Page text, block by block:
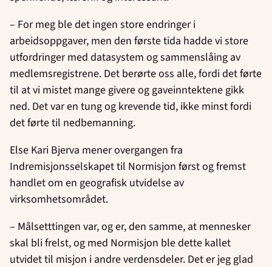
– For meg ble det ingen store endringer i
arbeidsoppgaver, men den første tida hadde vi store
utfordringer med datasystem og sammenslåing av
medlemsregistrene. Det berørte oss alle, fordi det førte
til at vi mistet mange givere og gaveinntektene gikk
ned. Det var en tung og krevende tid, ikke minst fordi
det førte til nedbemanning.
Else Kari Bjerva mener overgangen fra
Indremisjonsselskapet til Normisjon først og fremst
handlet om en geografisk utvidelse av
virksomhetsområdet.
– Målsetttingen var, og er, den samme, at mennesker
skal bli frelst, og med Normisjon ble dette kallet
utvidet til misjon i andre verdensdeler. Det er jeg glad